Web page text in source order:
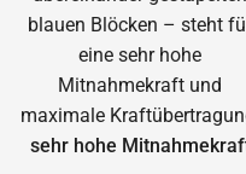
sehr hohe